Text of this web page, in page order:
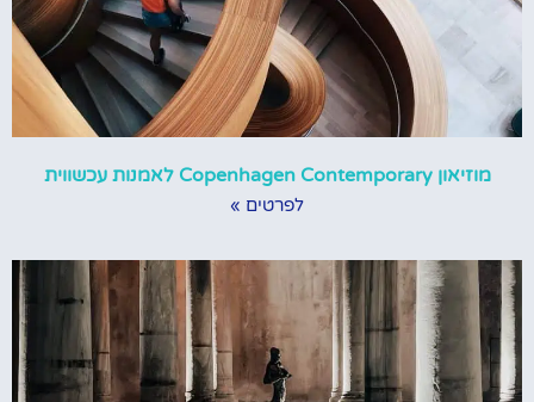
מוזיאון Copenhagen Contemporary לאמנות עכשווית
לפרטים »